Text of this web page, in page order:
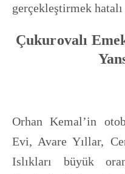
gerçekleştirmek
Çukurovalı
Orhan Kemal’in
Evi, Avare Yıllar,
Islıkları büyük